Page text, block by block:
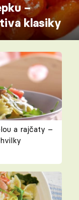
–
klasiky
a rajčaty –